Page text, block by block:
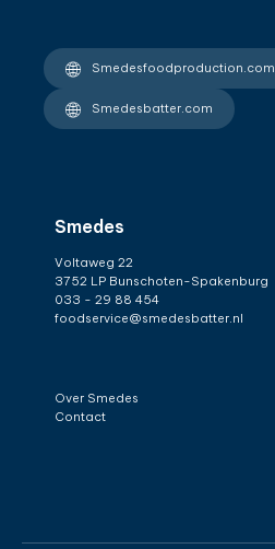
Smedesfoodproduction.com
Smedesbatter.com
Smedes
Voltaweg 22
3752 LP Bunschoten-Spakenburg
033 - 29 88 454
foodservice@smedesbatter.nl
Over Smedes
Contact